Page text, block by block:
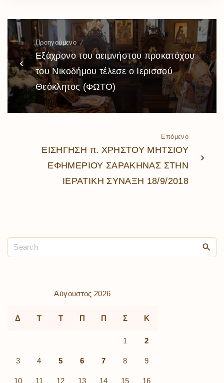
Προηγούμενο
Εξάχρονο του αειμνήστου προκατόχου
του Νικοδήμου τέλεσε ο Ιερισσού
Θεόκλητος (ΦΩΤΟ)
Επόμενο
ΕΙΣΗΓΗΣΗ π. ΧΡΗΣΤΟΥ ΜΗΤΣΙΟΥ
ΕΦΗΜΕΡΙΟΥ ΣΑΡΑΚΗΝΑΣ ΣΤΗΝ
ΙΕΡΑΤΙΚΗ ΣΥΝΑΞΗ 18/9/2018
Αύγουστος 2026
Δ Τ Τ Π Π Σ Κ
1 2
3 4 5 6 7 8 9
10 11 12 13 14 15 16